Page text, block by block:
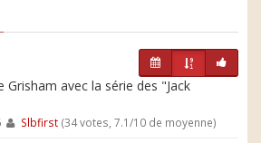
avec la série des "Jack
Slbfirst(34 votes, 7.1/10 de moyenne)